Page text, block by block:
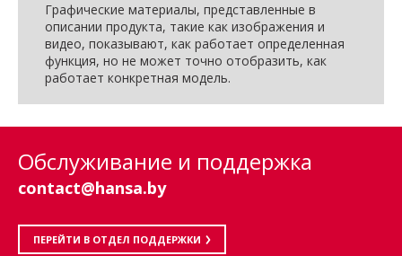
Графические материалы, представленные в
описании продукта, такие как изображения и
видео, показывают, как работает определенная
функция, но не может точно отобразить, как
работает конкретная модель.
Обслуживание и поддержка
contact@hansa.by
ПЕРЕЙТИ В ОТДЕЛ ПОДДЕРЖКИ